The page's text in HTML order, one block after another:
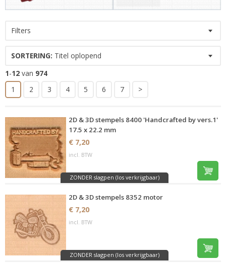
Filters
SORTERING: Titel oplopend
1-12 van 974
1
2 3 4 5 6 7 >
2D & 3D stempels 8400 'Handcrafted by vers.1'
17.5 x 22.2 mm
€ 7,20
incl. BTW
ZONDER slagpen (los verkrijgbaar)
2D & 3D stempels 8352 motor
€ 7,20
incl. BTW
ZONDER slagpen (los verkrijgbaar)